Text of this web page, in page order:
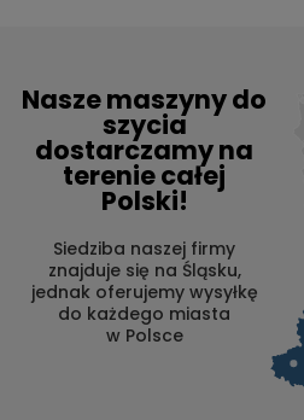
Nasze maszyny do
szycia
dostarczamy na
terenie całej
Polski!
Siedziba naszej firmy
znajduje się na Śląsku,
jednak oferujemy wysyłkę
do każdego miasta
w Polsce